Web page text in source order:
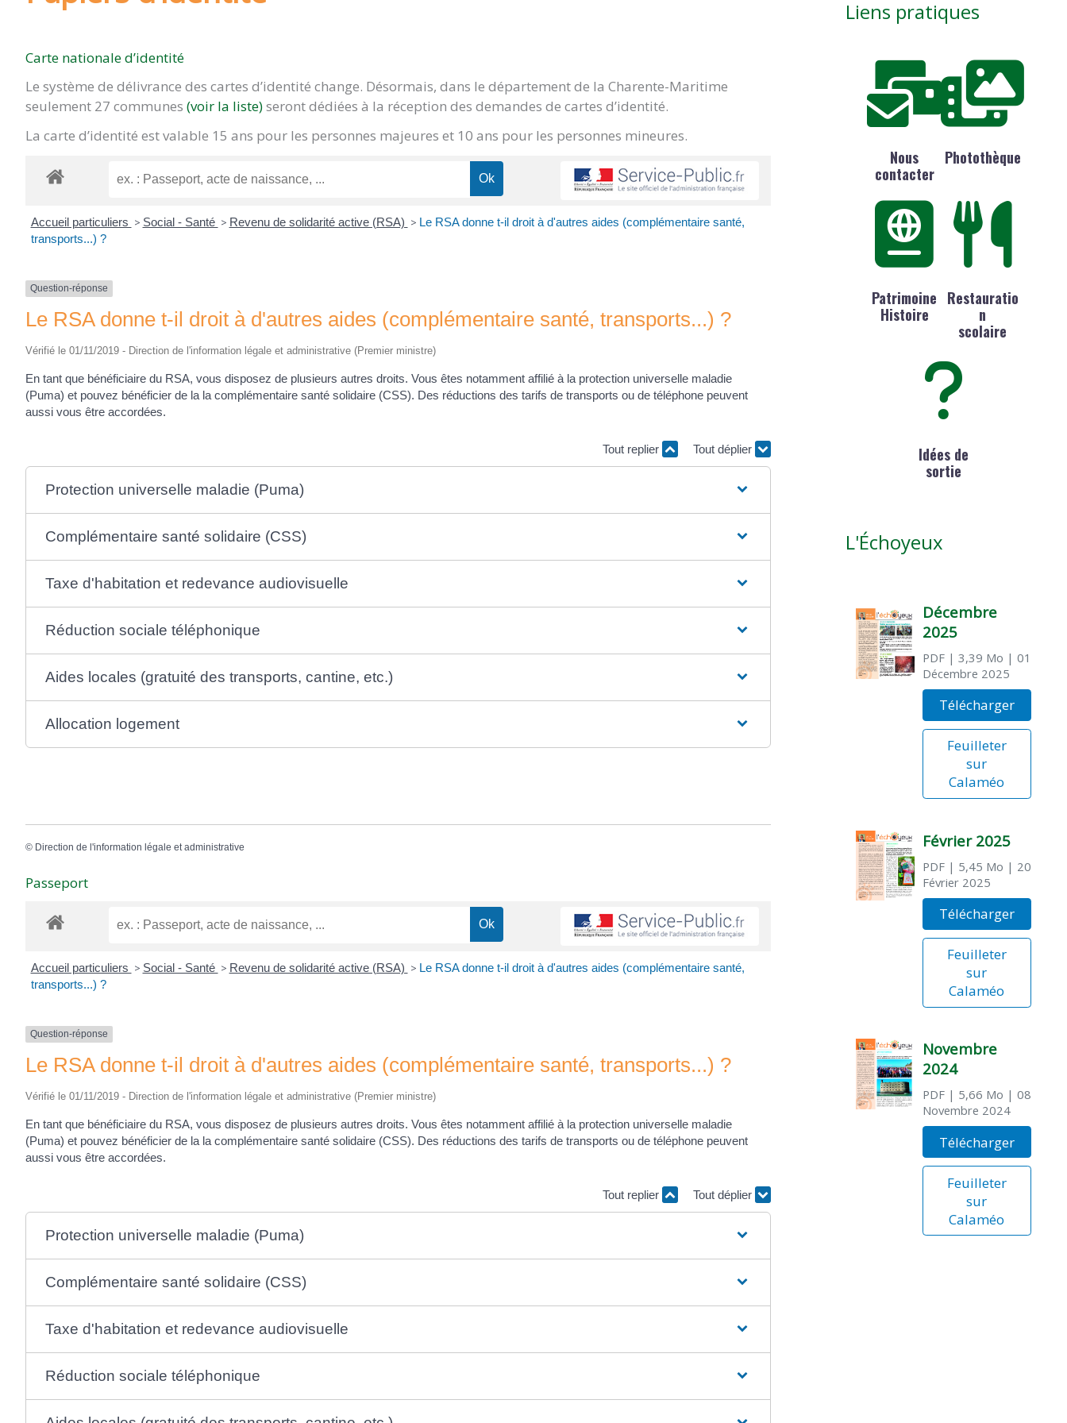
Carte nationale d’identité
Le système de délivrance des cartes d’identité change. Désormais, dans le département de la Charente-Maritime
seulement 27 communes (voir la liste)seront dédiées à la réception des demandes de cartes d’identité.
La carte d’identité est valable 15 ans pour les personnes majeures et 10 ans pour les personnes mineures.
Accueil particuliers > Social - Santé > Revenu de solidarité active (RSA) > Le RSA donne t-il droit à d'autres aides (complémentaire santé,
transports...) ?
Question-réponse
Le RSA donne t-il droit à d'autres aides (complémentaire santé, transports...) ?
Vérifié le 01/11/2019 - Direction de l'information légale et administrative (Premier ministre)
En tant que bénéficiaire du RSA, vous disposez de plusieurs autres droits. Vous êtes notamment affilié à la protection universelle maladie
(Puma) et pouvez bénéficier de la la complémentaire santé solidaire (CSS). Des réductions des tarifs de transports ou de téléphone peuvent
aussi vous être accordées.
Tout replier Tout déplier
Protection universelle maladie (Puma)
Complémentaire santé solidaire (CSS)
Taxe d'habitation et redevance audiovisuelle
Réduction sociale téléphonique
Aides locales (gratuité des transports, cantine, etc.)
Allocation logement
© Direction de l'information légale et administrative
Passeport
Accueil particuliers > Social - Santé > Revenu de solidarité active (RSA) > Le RSA donne t-il droit à d'autres aides (complémentaire santé,
transports...) ?
Question-réponse
Le RSA donne t-il droit à d'autres aides (complémentaire santé, transports...) ?
Vérifié le 01/11/2019 - Direction de l'information légale et administrative (Premier ministre)
En tant que bénéficiaire du RSA, vous disposez de plusieurs autres droits. Vous êtes notamment affilié à la protection universelle maladie
(Puma) et pouvez bénéficier de la la complémentaire santé solidaire (CSS). Des réductions des tarifs de transports ou de téléphone peuvent
aussi vous être accordées.
Tout replier Tout déplier
Protection universelle maladie (Puma)
Complémentaire santé solidaire (CSS)
Taxe d'habitation et redevance audiovisuelle
Réduction sociale téléphonique
Liens pratiques
Nous
contacter
Photothèque
Patrimoine
Histoire
Restauratio
n
scolaire
Idées de
sortie
L'Échoyeux
Décembre
2025
PDF| 3,39 Mo | 01
Décembre 2025
Télécharger
Feuilleter
sur
Calaméo
Février 2025
PDF| 5,45 Mo | 20
Février 2025
Télécharger
Feuilleter
sur
Calaméo
Novembre
2024
PDF| 5,66 Mo | 08
Novembre 2024
Télécharger
Feuilleter
sur
Calaméo